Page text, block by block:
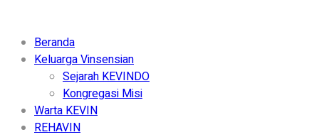
Beranda
Keluarga Vinsensian
Sejarah KEVINDO
Kongregasi Misi
Warta KEVIN
REHAVIN